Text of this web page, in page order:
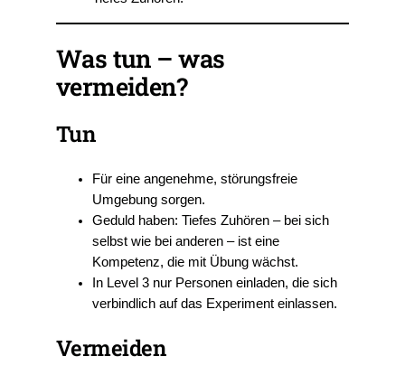
Was tun – was
vermeiden?
Tun
Für eine angenehme, störungsfreie
Umgebung sorgen.
Geduld haben: Tiefes Zuhören – bei sich
selbst wie bei anderen – ist eine
Kompetenz, die mit Übung wächst.
In Level 3 nur Personen einladen, die sich
verbindlich auf das Experiment einlassen.
Vermeiden